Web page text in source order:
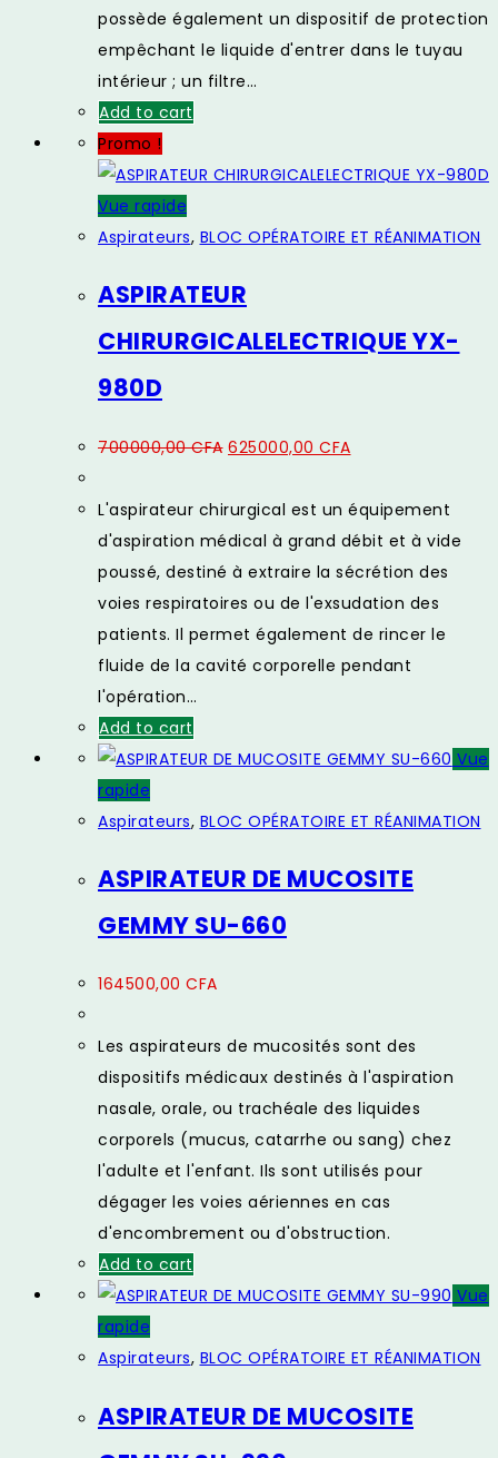
possède également un dispositif de protection
empêchant le liquide d'entrer dans le tuyau
intérieur ; un filtre…
Add to cart
Promo !
Vue rapide
Aspirateurs, BLOC OPÉRATOIRE ET RÉANIMATION
ASPIRATEUR
CHIRURGICALELECTRIQUE YX-
980D
700000,00CFA Original
was:
700000,00 CFA.
625000,00 CFACurrent
is:
625000,00 CFA.
L'aspirateur chirurgical est un équipement
d'aspiration médical à grand débit et à vide
poussé, destiné à extraire la sécrétion des
voies respiratoires ou de l'exsudation des
patients. Il permet également de rincer le
fluide de la cavité corporelle pendant
l'opération…
Add to cart
Vue
rapide
Aspirateurs, BLOC OPÉRATOIRE ET RÉANIMATION
ASPIRATEUR DE MUCOSITE
GEMMY SU-660
164500,00 CFA
Les aspirateurs de mucosités sont des
dispositifs médicaux destinés à l'aspiration
nasale, orale, ou trachéale des liquides
corporels (mucus, catarrhe ou sang) chez
l'adulte et l'enfant. Ils sont utilisés pour
dégager les voies aériennes en cas
d'encombrement ou d'obstruction.
Add to cart
Vue
rapide
Aspirateurs, BLOC OPÉRATOIRE ET RÉANIMATION
ASPIRATEUR DE MUCOSITE